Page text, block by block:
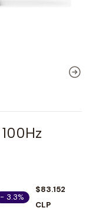
- 3.3%
$83.152
CLP